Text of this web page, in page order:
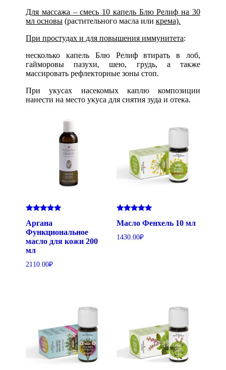
Для массажа – смесь 10 капель Блю Релиф на 30
мл основы (растительного масла иликрема).
При простудах и для повышения иммунитета:
несколько капель Блю Релиф втирать в лоб,
гайморовы пазухи, шею, грудь, а также
массировать рефлекторные зоны стоп.
При укусах насекомых каплю композиции
нанести на место укуса для снятия зуда и отека.
5.00
из 5
Аргана
Функциональное
масло для кожи 200
мл
2110.00₽
5.00
Масло Фенхель 10 мл
1430.00₽